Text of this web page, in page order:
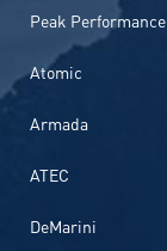
Peak Performance
Atomic
Armada
ATEC
DeMarini